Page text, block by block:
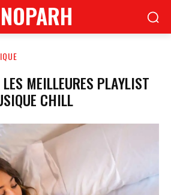
NOPARH
MEILLEURES PLAYLIST
CHILL